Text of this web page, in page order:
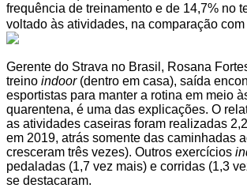
frequência de treinamento e de 14,7% no
voltado às atividades, na comparação
Gerente do Strava no Brasil, Rosana
treino indoor(dentro em casa), saída
esportistas para manter a rotina em meio
quarentena, é uma das explicações. O
as atividades caseiras foram realizadas
em 2019, atrás somente das caminhadas
cresceram três vezes). Outros exercícios
pedaladas (1,7 vez mais) e corridas (1,3
se destacaram.